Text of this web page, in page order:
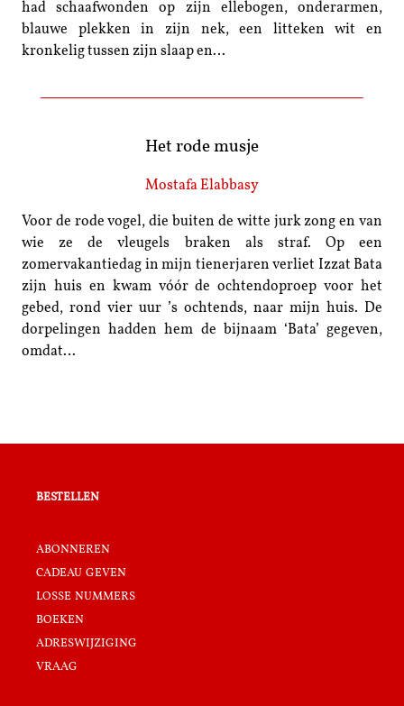
had schaafwonden op zijn ellebogen, onderarmen,
blauwe plekken in zijn nek, een litteken wit en
kronkelig tussen zijn slaap en…
Het rode musje
Mostafa Elabbasy
Voor de rode vogel, die buiten de witte jurk zong en van
wie ze de vleugels braken als straf. Op een
zomervakantiedag in mijn tienerjaren verliet Izzat Bata
zijn huis en kwam vóór de ochtendoproep voor het
gebed, rond vier uur ’s ochtends, naar mijn huis. De
dorpelingen hadden hem de bijnaam ‘Bata’ gegeven,
omdat…
bestellen
abonneren
cadeau geven
losse nummers
boeken
adreswijziging
vraag